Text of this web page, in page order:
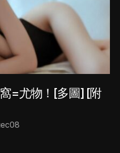
=尤物！[多圖] [附